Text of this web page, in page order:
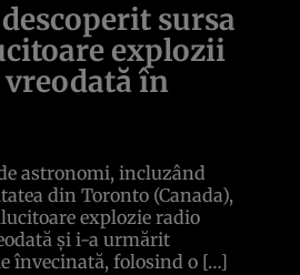
sursa
explozii
vreodată în
astronomi, incluzând
din Toronto (Canada),
explozie radio
și i-a urmărit
învecinată, folosind o […]